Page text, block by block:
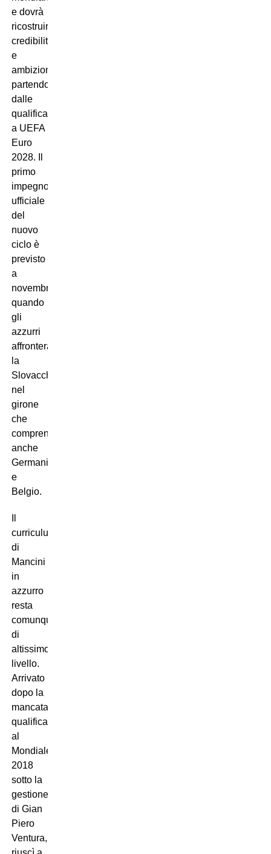
e dovrà
ricostruire
credibilità
e
ambizioni
partendo
dalle
qualificazioni
a UEFA
Euro
2028. Il
primo
impegno
ufficiale
del
nuovo
ciclo è
previsto
a
novembre,
quando
gli
azzurri
affronteranno
la
Slovacchia
nel
girone
che
comprende
anche
Germania
e
Belgio.
curriculum
di
Mancini
in
azzurro
resta
comunque
di
altissimo
livello.
Arrivato
dopo la
mancata
qualificazione
al
Mondiale
2018
sotto la
gestione
di Gian
Piero
Ventura,